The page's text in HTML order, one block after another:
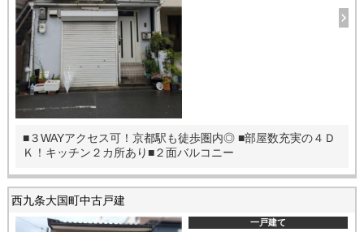
■３WAYアクセス可！京都駅も徒歩圏内◎ ■部屋数充実の４Ｄ
Ｋ！キッチン２カ所あり■２面バルコニー
一戸建て
西九条大国町中古戸建